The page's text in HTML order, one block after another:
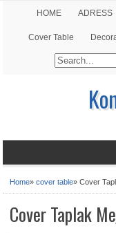
HOME ADRESS
Cover Table
Home» cover table» Cover
Cover Taplak